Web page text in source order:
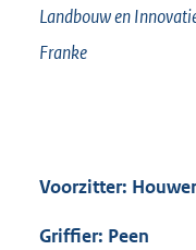
Landbouw en
Franke
Voorzitter:
Griffier: Peen